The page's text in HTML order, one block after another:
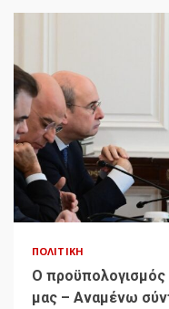
ΠΟΛΙΤΙΚΉ
Ο προϋπολογισμός
μας – Αναμένω